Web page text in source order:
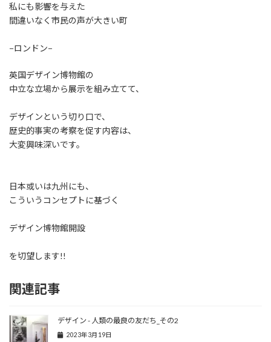
私にも影響を与えた
間違いなく市民の声が大きい町
−ロンドン−
英国デザイン博物館の
中立な立場から展示を組み立てて、
デザインという切り口で、
歴史的事実の考察を促す内容は、
大変興味深いです。
日本或いは九州にも、
こういうコンセプトに基づく
デザイン博物館開設
を切望します!!
関連記事
デザイン - 人類の最良の友だち_その2
2023年3月19日